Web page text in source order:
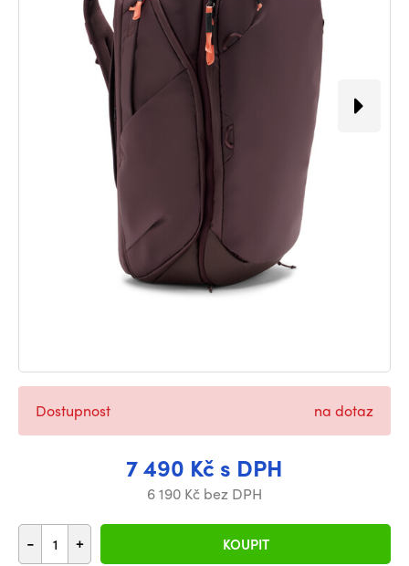
7 490 Kč s DPH
6 190 Kč bez DPH
- + KOUPIT
Dostupnost na dotaz